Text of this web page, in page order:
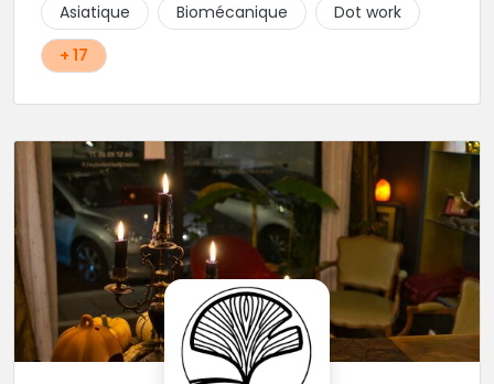
Asiatique
Biomécanique
Dot work
+ 17